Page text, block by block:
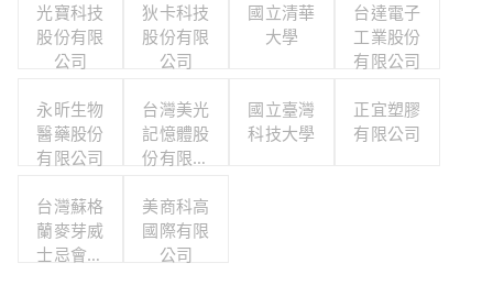
光寶科技
股份有限
公司
狄卡科技
股份有限
公司
國立清華
大學
台達電子
工業股份
有限公司
永昕生物
醫藥股份
有限公司
台灣美光
記憶體股
份有限公
國立臺灣
科技大學
正宜塑膠
有限公司
台灣蘇格
蘭麥芽威
士忌會所
美商科高
國際有限
公司